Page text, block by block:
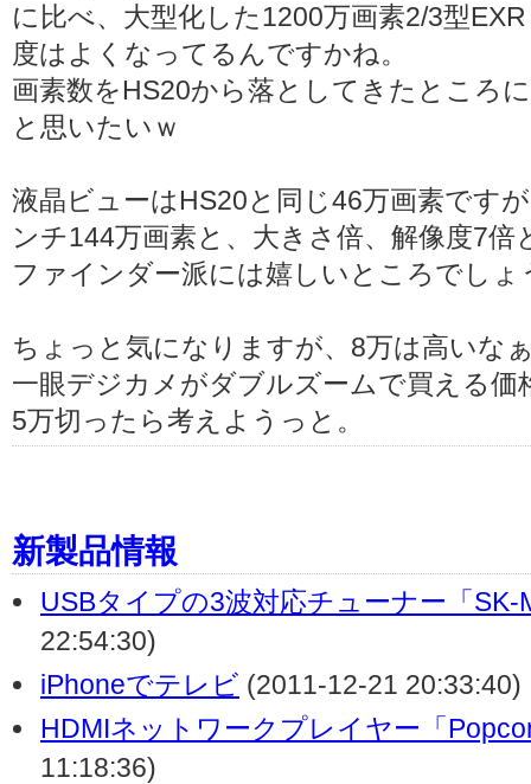
に比べ、大型化した1200万画素2/3型
度はよくなってるんですかね。
画素数をHS20から落としてきたところ
と思いたいｗ
液晶ビューはHS20と同じ46万画素です
ンチ144万画素と、大きさ倍、解像度7
ファインダー派には嬉しいところでしょ
ちょっと気になりますが、8万は高いな
一眼デジカメがダブルズームで買える価
5万切ったら考えようっと。
新製品情報
USBタイプの3波対応チューナー「SK-
22:54:30)
iPhoneでテレビ (2011-12-21 20:33:40)
HDMIネットワークプレイヤー「
11:18:36)